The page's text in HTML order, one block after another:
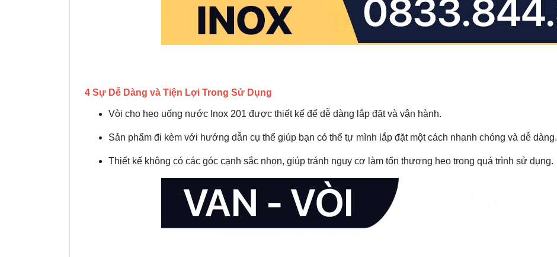
4 Sự Dễ Dàng và Tiện Lợi Trong Sử Dụng
Vòi cho heo uống nước Inox 201 được thiết kế để dễ dàng lắp đặt và vận hành.
Sản phẩm đi kèm với hướng dẫn cụ thể giúp bạn có thể tự mình lắp đặt một cách nhanh chóng và dễ dàng.
Thiết kế không có các góc cạnh sắc nhọn, giúp tránh nguy cơ làm tổn thương heo trong quá trình sử dụng.